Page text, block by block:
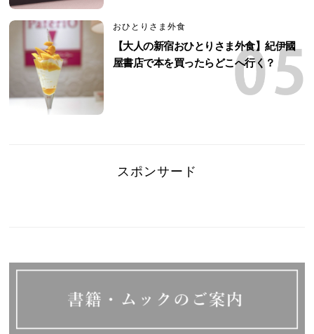
おひとりさま外食
【大人の新宿おひとりさま外食】紀伊國
屋書店で本を買ったらどこへ行く？
スポンサード